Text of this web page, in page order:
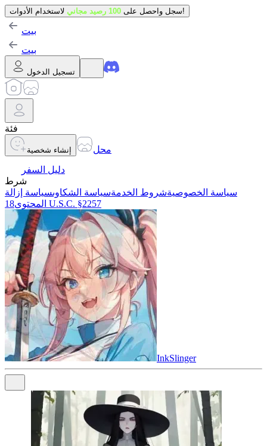
سجل واحصل على 100 رصيد مجاني لاستخدام الأدوات!
بيت
بيت
تسجيل الدخول
فئة
إنشاء شخصية
محل
دليل السفر
شرط
سياسة الخصوصيةشروط الخدمةسياسة الشكاوىسياسة إزالة
المحتوى 18 U.S.C. §2257
InkSlinger